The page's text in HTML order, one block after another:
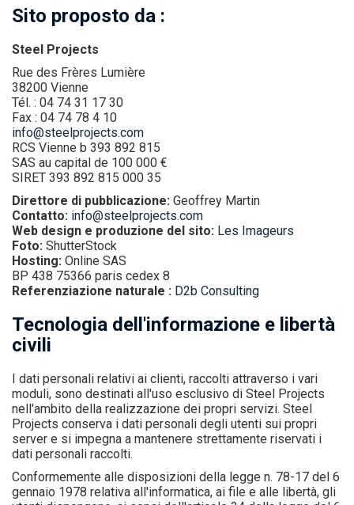
Sito proposto da :
Steel Projects
Rue des Frères Lumière
38200 Vienne
Tél. : 04 74 31 17 30
Fax : 04 74 78 4 10
info@steelprojects.com
RCS Vienne b 393 892 815
SAS au capital de 100 000 €
SIRET 393 892 815 000 35
Direttore di pubblicazione: Geoffrey Martin
Contatto: info@steelprojects.com
Web design e produzione del sito: Les Imageurs
Foto: ShutterStock
Hosting: Online SAS
BP 438 75366 paris cedex 8
Referenziazione naturale : D2b Consulting
Tecnologia dell'informazione e libertà
civili
I dati personali relativi ai clienti, raccolti attraverso i vari
moduli, sono destinati all'uso esclusivo di Steel Projects
nell'ambito della realizzazione dei propri servizi. Steel
Projects conserva i dati personali degli utenti sui propri
server e si impegna a mantenere strettamente riservati i
dati personali raccolti.
Conformemente alle disposizioni della legge n. 78-17 del 6
gennaio 1978 relativa all'informatica, ai file e alle libertà, gli